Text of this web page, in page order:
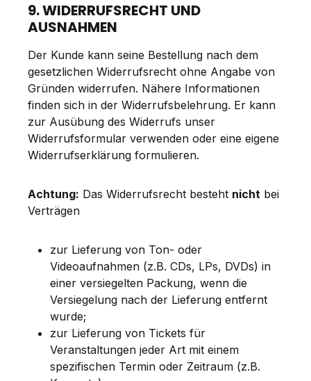
9. WIDERRUFSRECHT UND
AUSNAHMEN
Der Kunde kann seine Bestellung nach dem
gesetzlichen Widerrufsrecht ohne Angabe von
Gründen widerrufen. Nähere Informationen
finden sich in der Widerrufsbelehrung. Er kann
zur Ausübung des Widerrufs unser
Widerrufsformular verwenden oder eine eigene
Widerrufserklärung formulieren.
Achtung: Das Widerrufsrecht besteht nicht bei
Verträgen
zur Lieferung von Ton- oder
Videoaufnahmen (z.B. CDs, LPs, DVDs) in
einer versiegelten Packung, wenn die
Versiegelung nach der Lieferung entfernt
wurde;
zur Lieferung von Tickets für
Veranstaltungen jeder Art mit einem
spezifischen Termin oder Zeitraum (z.B.